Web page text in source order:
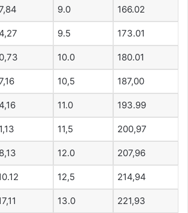
9.0 166.02
9.5 173.01
10.0 180.01
10,5 187,00
11.0 193.99
11,5 200,97
12.0 207,96
12,5 214,94
13.0 221,93